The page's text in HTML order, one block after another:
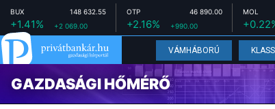
BUX 148 632.55
+1.41% +2 069.00
OTP 46 890.00
+2.16% +990.00
MOL
VÁMHÁBORÚ
GAZDASÁGI HŐMÉRŐ